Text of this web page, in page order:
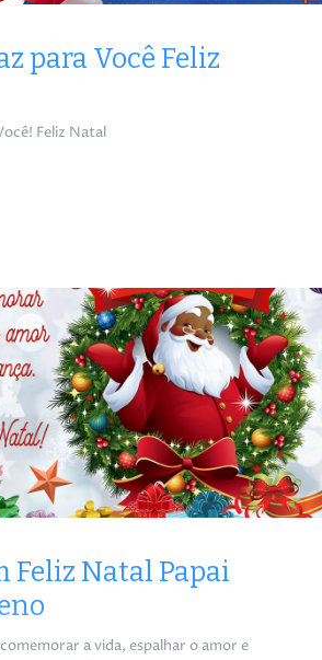
para Você Feliz
Feliz Natal
Feliz Natal Papai
a vida, espalhar o amor e